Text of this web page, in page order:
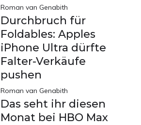
Roman van Genabith
Durchbruch für
Foldables: Apples
iPhone Ultra dürfte
Falter-Verkäufe
pushen
Roman van Genabith
Das seht ihr diesen
Monat bei HBO Max